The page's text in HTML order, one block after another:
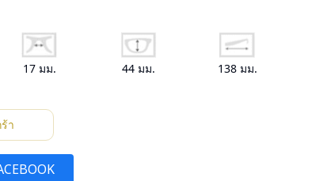
17มม. 44มม. 138มม.
า